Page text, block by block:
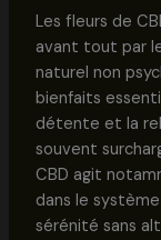
Les fleurs de
avant tout par
naturel non
bienfaits
détente et la
souvent
CBD agit
dans le
sérénité sans